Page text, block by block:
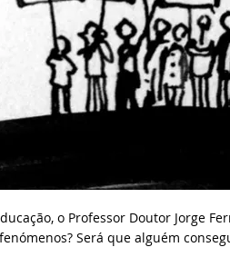
o Professor Doutor Jorge
Será que alguém